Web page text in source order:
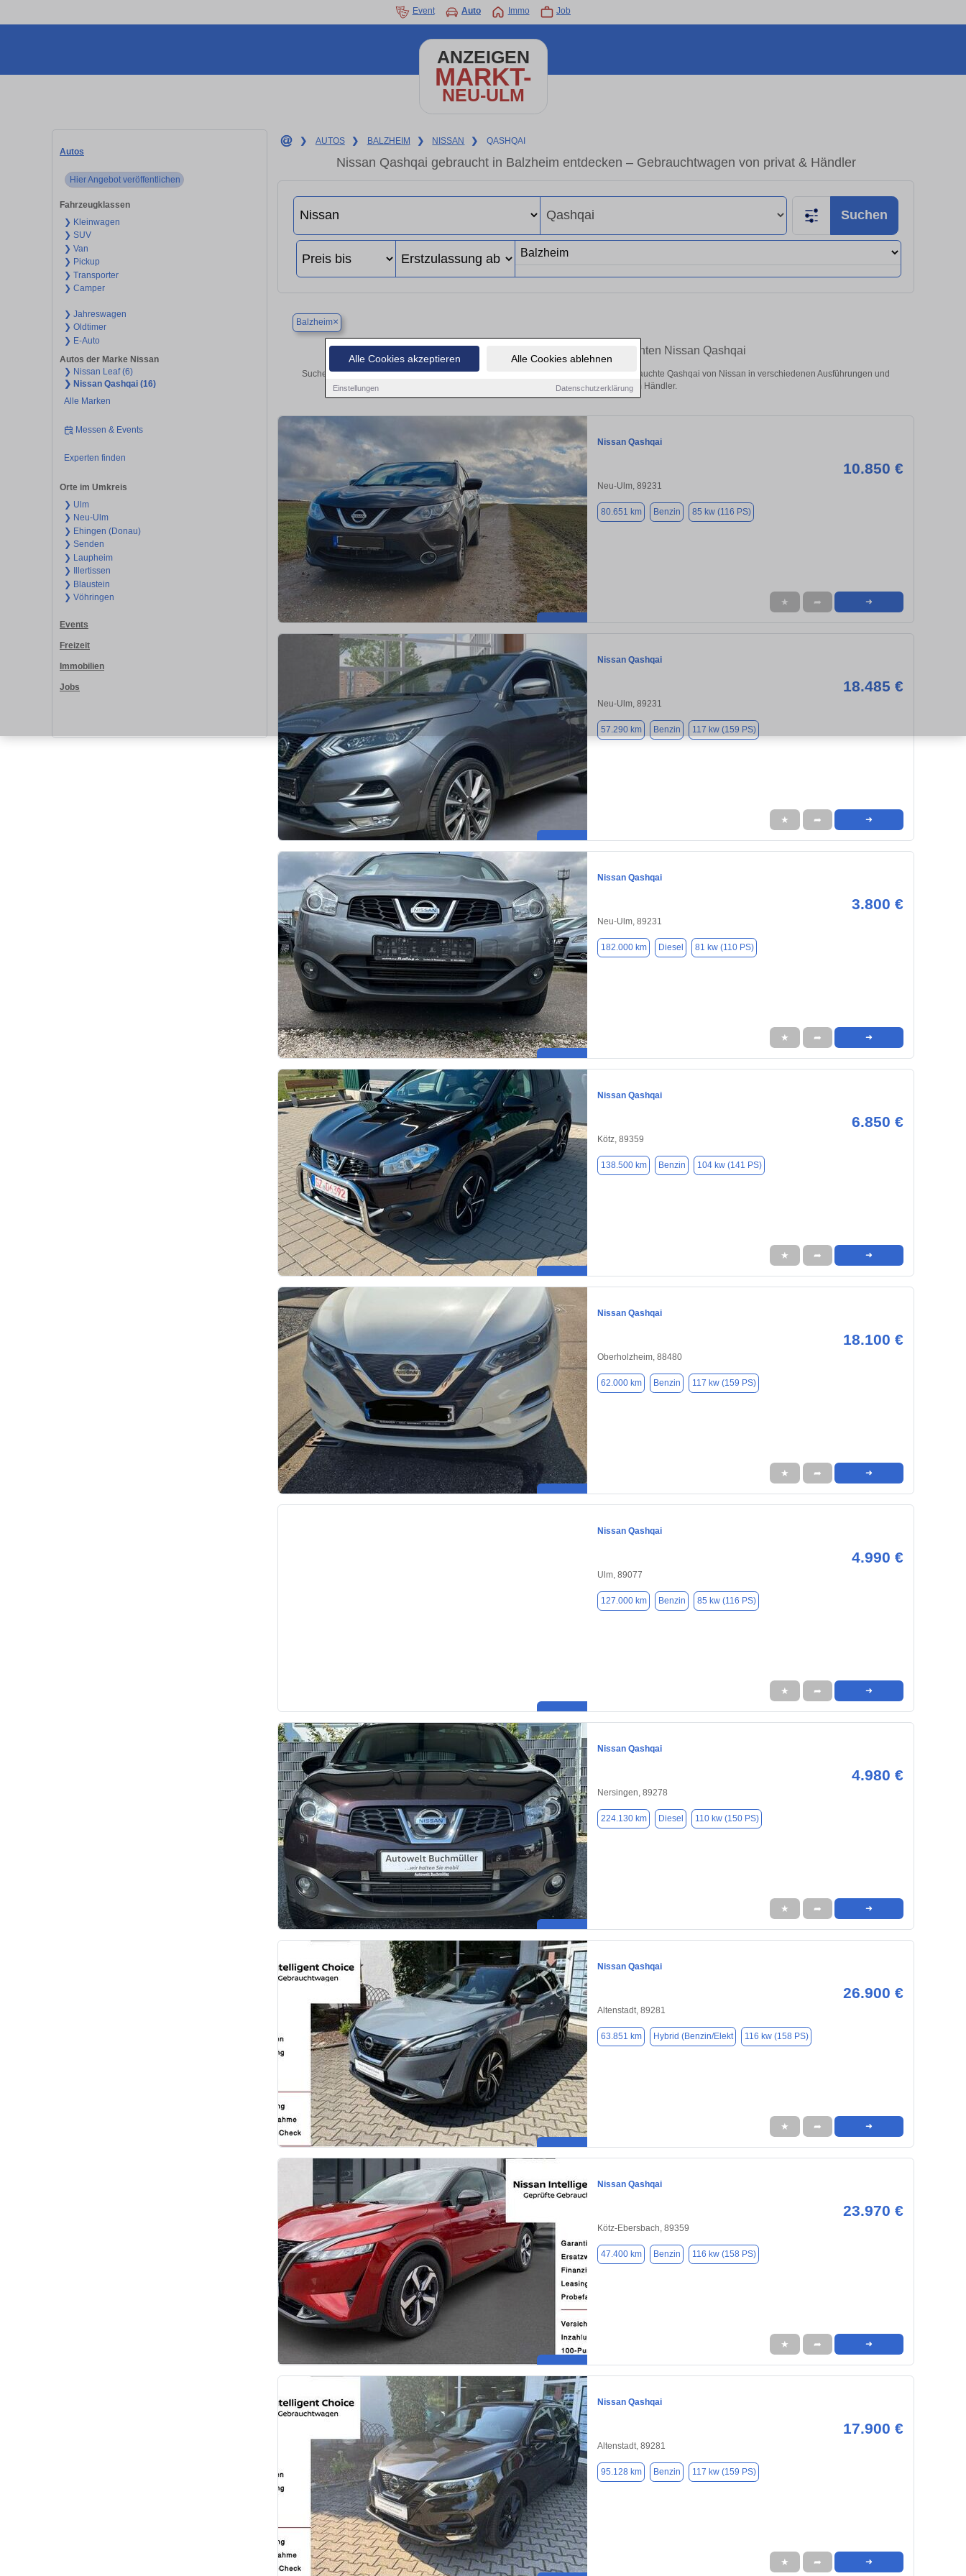
Alle Cookies akzeptieren Alle Cookies ablehnen
Einstellungen Datenschutzerklärung
Event Auto Immo Job
ANZEIGEN
MARKT-
NEU-ULM
Autos
Hier Angebot veröffentlichen
Fahrzeugklassen
❯ Kleinwagen
❯ SUV
❯ Van
❯ Pickup
❯ Transporter
❯ Camper
❯ Jahreswagen
❯ Oldtimer
❯ E-Auto
Autos der Marke Nissan
❯ Nissan Leaf (6)
❯ Nissan Qashqai (16)
Alle Marken
Messen & Events
Experten finden
Orte im Umkreis
❯ Ulm
❯ Neu-Ulm
❯ Ehingen (Donau)
❯ Senden
❯ Laupheim
❯ Illertissen
❯ Blaustein
❯ Vöhringen
Events
Freizeit
Immobilien
Jobs
❯ AUTOS ❯ BALZHEIM ❯ NISSAN ❯ QASHQAI
Nissan Qashqai gebraucht in Balzheim entdecken – Gebrauchtwagen von privat & Händler
Suchen
Balzheim×
Finden Sie in Balzheim Ihren gebrauchten Nissan Qashqai
Suchen Sie in Balzheim einen Nissan Qashqai Gebrauchtwagen? Entdecken Sie gebrauchte Qashqai von Nissan in verschiedenen Ausführungen und
Preisklassen von privat und vom Händler.
Nissan Qashqai
10.850 €
Neu-Ulm, 89231
80.651 km Benzin 85 kw (116 PS)
★ ➦ ➜
Nissan Qashqai
18.485 €
Neu-Ulm, 89231
57.290 km Benzin 117 kw (159 PS)
★ ➦ ➜
Nissan Qashqai
3.800 €
Neu-Ulm, 89231
182.000 km Diesel 81 kw (110 PS)
★ ➦ ➜
Nissan Qashqai
6.850 €
Kötz, 89359
138.500 km Benzin 104 kw (141 PS)
★ ➦ ➜
Nissan Qashqai
18.100 €
Oberholzheim, 88480
62.000 km Benzin 117 kw (159 PS)
★ ➦ ➜
Nissan Qashqai
4.990 €
Ulm, 89077
127.000 km Benzin 85 kw (116 PS)
★ ➦ ➜
Nissan Qashqai
4.980 €
Nersingen, 89278
224.130 km Diesel 110 kw (150 PS)
★ ➦ ➜
Nissan Qashqai
26.900 €
Altenstadt, 89281
63.851 km Hybrid (Benzin/Elekt 116 kw (158 PS)
★ ➦ ➜
Nissan Qashqai
23.970 €
Kötz-Ebersbach, 89359
47.400 km Benzin 116 kw (158 PS)
★ ➦ ➜
Nissan Qashqai
17.900 €
Altenstadt, 89281
95.128 km Benzin 117 kw (159 PS)
★ ➦ ➜